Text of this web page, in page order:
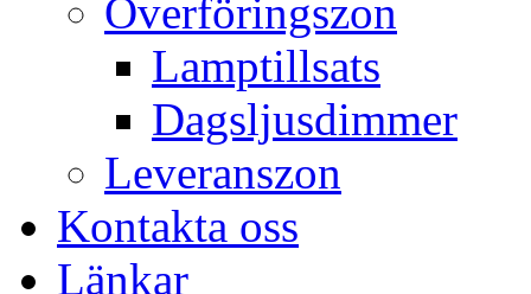
Överföringszon
Lamptillsats
Dagsljusdimmer
Leveranszon
Kontakta oss
Länkar